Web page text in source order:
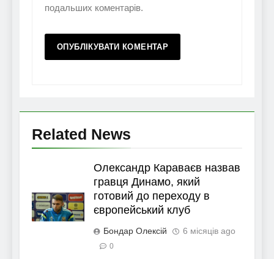
подальших коментарів.
Related News
Олександр Караваєв назвав
гравця Динамо, який
готовий до переходу в
європейський клуб
Бондар Олексій 6 місяців ago
0